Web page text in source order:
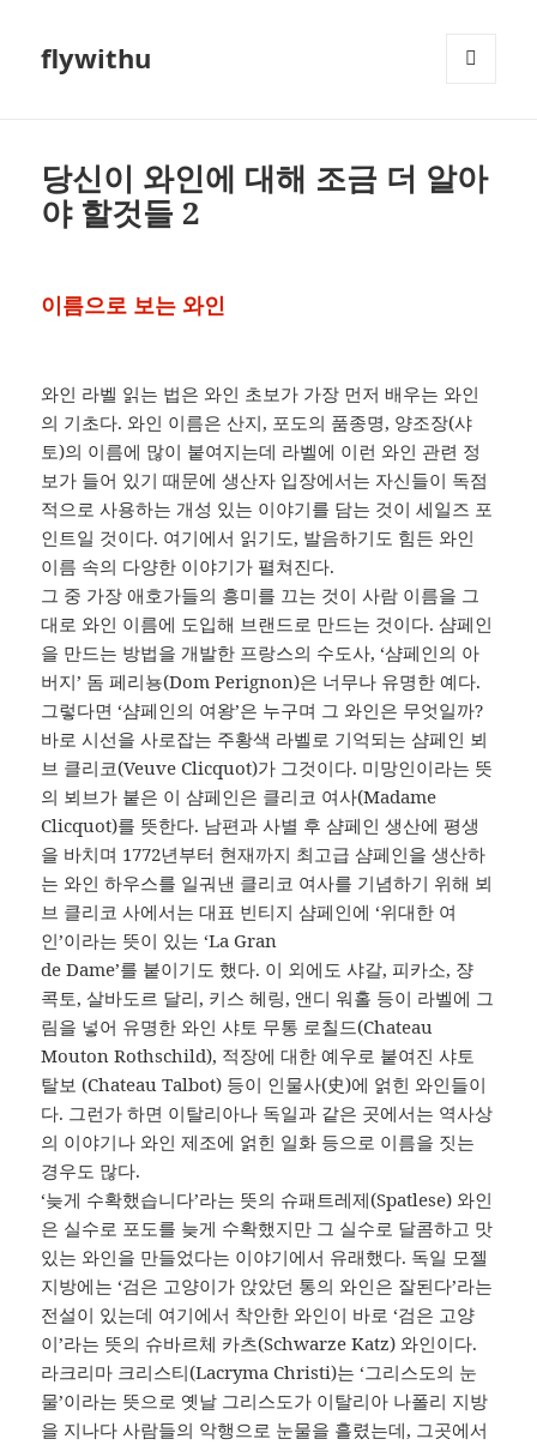
flywithu
당신이 와인에 대해 조금 더 알아
야 할것들 2
이름으로 보는 와인
와인 라벨 읽는 법은 와인 초보가 가장 먼저 배우는 와인
의 기초다. 와인 이름은 산지, 포도의 품종명, 양조장(샤
토)의 이름에 많이 붙여지는데 라벨에 이런 와인 관련 정
보가 들어 있기 때문에 생산자 입장에서는 자신들이 독점
적으로 사용하는 개성 있는 이야기를 담는 것이 세일즈 포
인트일 것이다. 여기에서 읽기도, 발음하기도 힘든 와인
이름 속의 다양한 이야기가 펼쳐진다.
그 중 가장 애호가들의 흥미를 끄는 것이 사람 이름을 그
대로 와인 이름에 도입해 브랜드로 만드는 것이다. 샴페인
을 만드는 방법을 개발한 프랑스의 수도사, ‘샴페인의 아
버지’ 돔 페리뇽(Dom Perignon)은 너무나 유명한 예다.
그렇다면 ‘샴페인의 여왕’은 누구며 그 와인은 무엇일까?
바로 시선을 사로잡는 주황색 라벨로 기억되는 샴페인 뵈
브 클리코(Veuve Clicquot)가 그것이다. 미망인이라는 뜻
의 뵈브가 붙은 이 샴페인은 클리코 여사(Madame
Clicquot)를 뜻한다. 남편과 사별 후 샴페인 생산에 평생
을 바치며 1772년부터 현재까지 최고급 샴페인을 생산하
는 와인 하우스를 일궈낸 클리코 여사를 기념하기 위해 뵈
브 클리코 사에서는 대표 빈티지 샴페인에 ‘위대한 여
인’이라는 뜻이 있는 ‘La Gran
de Dame’를 붙이기도 했다. 이 외에도 샤갈, 피카소, 쟝
콕토, 살바도르 달리, 키스 헤링, 앤디 워홀 등이 라벨에 그
림을 넣어 유명한 와인 샤토 무통 로칠드(Chateau
Mouton Rothschild), 적장에 대한 예우로 붙여진 샤토
탈보 (Chateau Talbot) 등이 인물사(史)에 얽힌 와인들이
다. 그런가 하면 이탈리아나 독일과 같은 곳에서는 역사상
의 이야기나 와인 제조에 얽힌 일화 등으로 이름을 짓는
경우도 많다.
‘늦게 수확했습니다’라는 뜻의 슈패트레제(Spatlese) 와인
은 실수로 포도를 늦게 수확했지만 그 실수로 달콤하고 맛
있는 와인을 만들었다는 이야기에서 유래했다. 독일 모젤
지방에는 ‘검은 고양이가 앉았던 통의 와인은 잘된다’라는
전설이 있는데 여기에서 착안한 와인이 바로 ‘검은 고양
이’라는 뜻의 슈바르체 카츠(Schwarze Katz) 와인이다.
라크리마 크리스티(Lacryma Christi)는 ‘그리스도의 눈
물’이라는 뜻으로 옛날 그리스도가 이탈리아 나폴리 지방
을 지나다 사람들의 악행으로 눈물을 흘렸는데, 그곳에서